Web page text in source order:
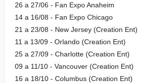
26 a 27/06 - Fan Expo Anaheim
14 a 16/08 - Fan Expo Chicago
21 a 23/08 - New Jersey (Creation Ent)
11 a 13/09 - Orlando (Creation Ent)
25 a 27/09 - Charlotte (Creation Ent)
09 a 11/10 - Vancouver (Creation Ent)
16 a 18/10 - Columbus (Creation Ent)